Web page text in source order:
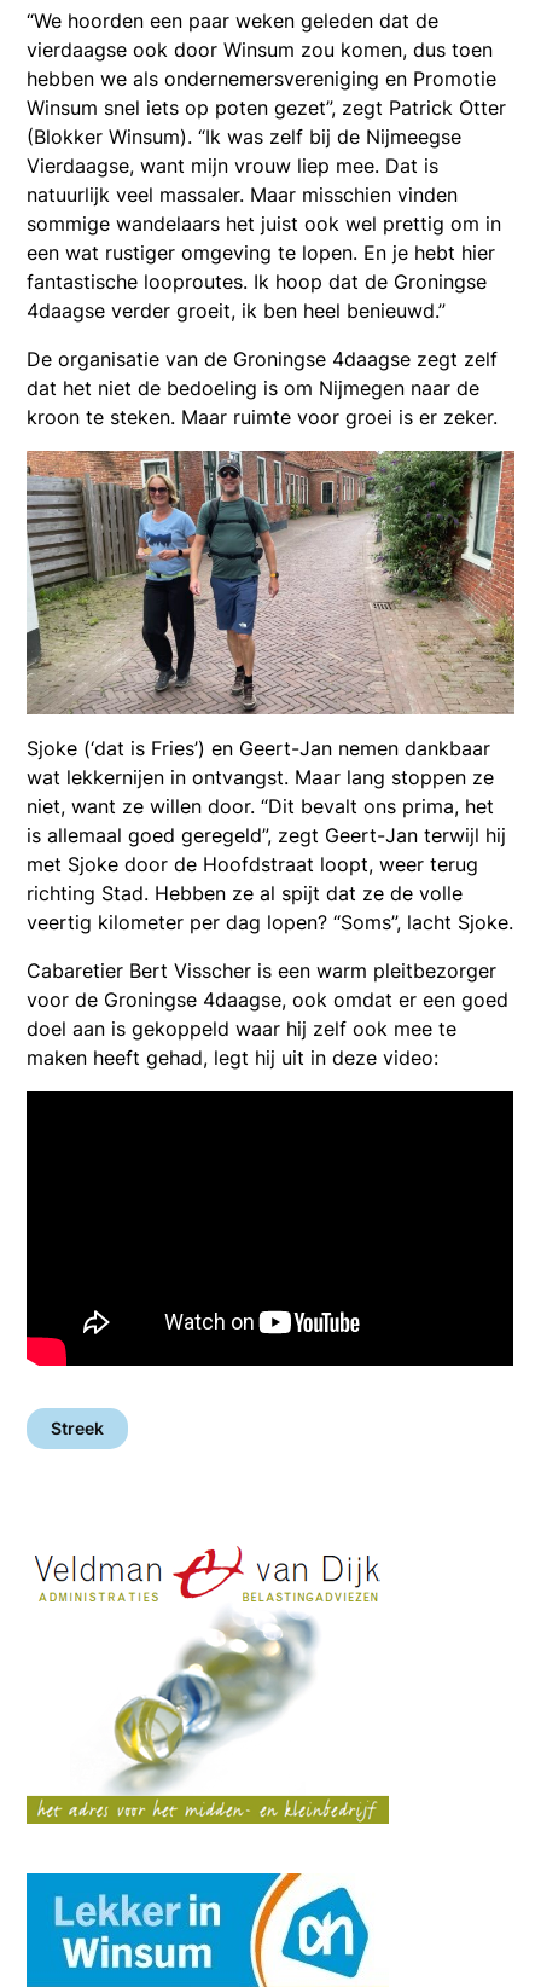
“We hoorden een paar weken geleden dat de
vierdaagse ook door Winsum zou komen, dus toen
hebben we als ondernemersvereniging en Promotie
Winsum snel iets op poten gezet”, zegt Patrick Otter
(Blokker Winsum). “Ik was zelf bij de Nijmeegse
Vierdaagse, want mijn vrouw liep mee. Dat is
natuurlijk veel massaler. Maar misschien vinden
sommige wandelaars het juist ook wel prettig om in
een wat rustiger omgeving te lopen. En je hebt hier
fantastische looproutes. Ik hoop dat de Groningse
4daagse verder groeit, ik ben heel benieuwd.”
De organisatie van de Groningse 4daagse zegt zelf
dat het niet de bedoeling is om Nijmegen naar de
kroon te steken. Maar ruimte voor groei is er zeker.
Sjoke (‘dat is Fries’) en Geert-Jan nemen dankbaar
wat lekkernijen in ontvangst. Maar lang stoppen ze
niet, want ze willen door. “Dit bevalt ons prima, het
is allemaal goed geregeld”, zegt Geert-Jan terwijl hij
met Sjoke door de Hoofdstraat loopt, weer terug
richting Stad. Hebben ze al spijt dat ze de volle
veertig kilometer per dag lopen? “Soms”, lacht Sjoke.
Cabaretier Bert Visscher is een warm pleitbezorger
voor de Groningse 4daagse, ook omdat er een goed
doel aan is gekoppeld waar hij zelf ook mee te
maken heeft gehad, legt hij uit in deze video:
Streek